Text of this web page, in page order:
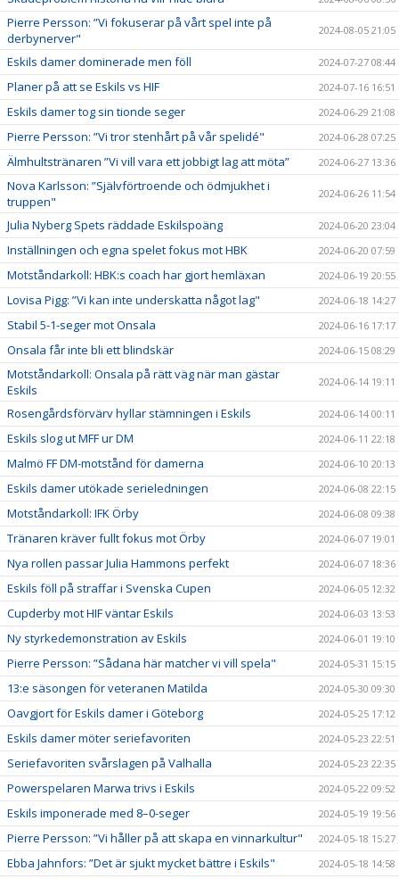
Pierre Persson: ”Vi fokuserar på vårt spel inte på
derbynerver"
2024-08-05 21:05
Eskils damer dominerade men föll 2024-07-27 08:44
Planer på att se Eskils vs HIF 2024-07-16 16:51
Eskils damer tog sin tionde seger 2024-06-29 21:08
Pierre Persson: ”Vi tror stenhårt på vår spelidé" 2024-06-28 07:25
Älmhultstränaren ”Vi vill vara ett jobbigt lag att möta” 2024-06-27 13:36
Nova Karlsson: ”Självförtroende och ödmjukhet i
truppen"
2024-06-26 11:54
Julia Nyberg Spets räddade Eskilspoäng 2024-06-20 23:04
Inställningen och egna spelet fokus mot HBK 2024-06-20 07:59
Motståndarkoll: HBK:s coach har gjort hemläxan 2024-06-19 20:55
Lovisa Pigg: ”Vi kan inte underskatta något lag" 2024-06-18 14:27
Stabil 5-1-seger mot Onsala 2024-06-16 17:17
Onsala får inte bli ett blindskär 2024-06-15 08:29
Motståndarkoll: Onsala på rätt väg när man gästar
Eskils
2024-06-14 19:11
Rosengårdsförvärv hyllar stämningen i Eskils 2024-06-14 00:11
Eskils slog ut MFF ur DM 2024-06-11 22:18
Malmö FF DM-motstånd för damerna 2024-06-10 20:13
Eskils damer utökade serieledningen 2024-06-08 22:15
Motståndarkoll: IFK Örby 2024-06-08 09:38
Tränaren kräver fullt fokus mot Örby 2024-06-07 19:01
Nya rollen passar Julia Hammons perfekt 2024-06-07 18:36
Eskils föll på straffar i Svenska Cupen 2024-06-05 12:32
Cupderby mot HIF väntar Eskils 2024-06-03 13:53
Ny styrkedemonstration av Eskils 2024-06-01 19:10
Pierre Persson: ”Sådana här matcher vi vill spela" 2024-05-31 15:15
13:e säsongen för veteranen Matilda 2024-05-30 09:30
Oavgjort för Eskils damer i Göteborg 2024-05-25 17:12
Eskils damer möter seriefavoriten 2024-05-23 22:51
Seriefavoriten svårslagen på Valhalla 2024-05-23 22:35
Powerspelaren Marwa trivs i Eskils 2024-05-22 09:52
Eskils imponerade med 8–0-seger 2024-05-19 19:56
Pierre Persson: ”Vi håller på att skapa en vinnarkultur" 2024-05-18 15:27
Ebba Jahnfors: ”Det är sjukt mycket bättre i Eskils" 2024-05-18 14:58